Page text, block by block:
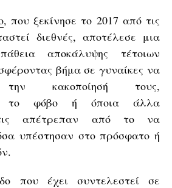
, που ξεκίνησε το 2017 από τις
διεθνές, αποτέλεσε μια
αποκάλυψης τέτοιων
βήμα σε γυναίκες να
την κακοποίησή τους,
το φόβο ή όποια άλλα
απέτρεπαν από το να
υπέστησαν στο πρόσφατο ή
που έχει συντελεστεί σε